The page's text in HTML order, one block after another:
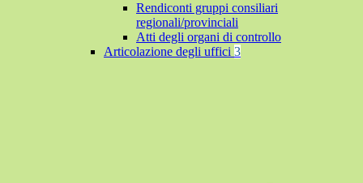
Rendiconti gruppi consiliari
regionali/provinciali
Atti degli organi di controllo
Articolazione degli uffici 3